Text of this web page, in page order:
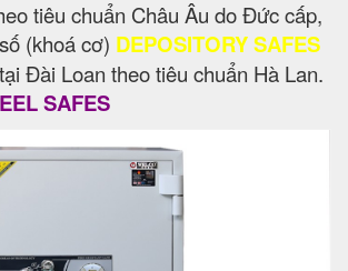
tiêu chuẩn Châu Âu do Đức cấp,
(khoá cơ) DEPOSITORY SAFES
Đài Loan theo tiêu chuẩn Hà Lan.
SAFES